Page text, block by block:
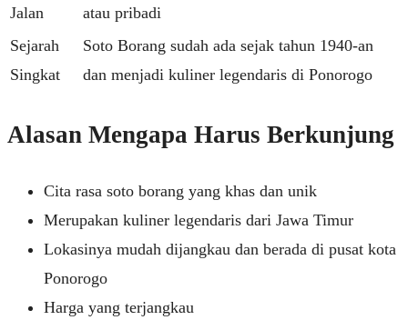
Jalan
atau pribadi
Sejarah
Singkat
Soto Borang sudah ada sejak tahun 1940-an
dan menjadi kuliner legendaris di Ponorogo
Alasan Mengapa Harus Berkunjung
Cita rasa soto borang yang khas dan unik
Merupakan kuliner legendaris dari Jawa Timur
Lokasinya mudah dijangkau dan berada di pusat kota
Ponorogo
Harga yang terjangkau